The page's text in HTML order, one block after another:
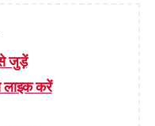
जुड़ें
करें